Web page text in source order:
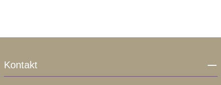
Kontakt